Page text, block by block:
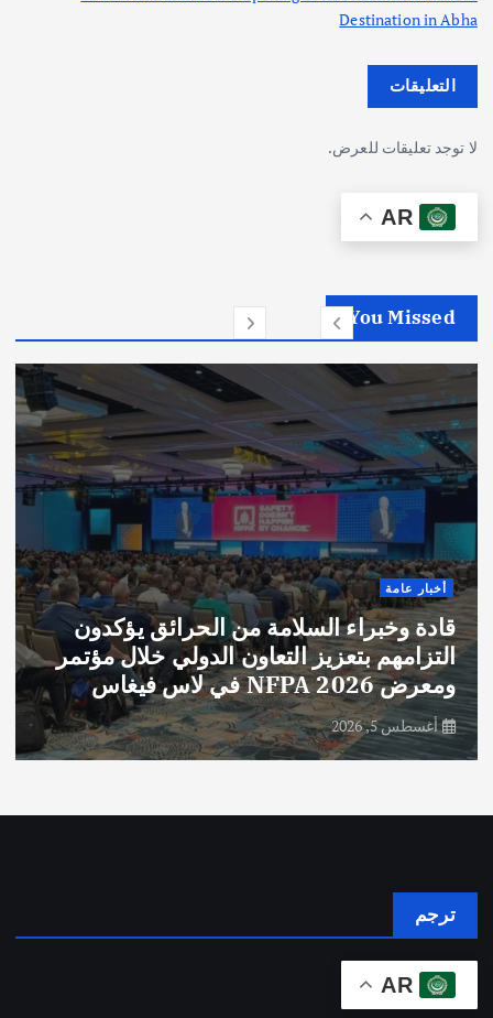
Destination in Abha
التعليقات
لا توجد تعليقات للعرض.
AR
You Missed
أخبار عامة
قادة وخبراء السلامة من الحرائق يؤكدون
التزامهم بتعزيز التعاون الدولي خلال مؤتمر
ومعرض NFPA 2026 في لاس فيغاس
أغسطس 5, 2026
ترجم
AR